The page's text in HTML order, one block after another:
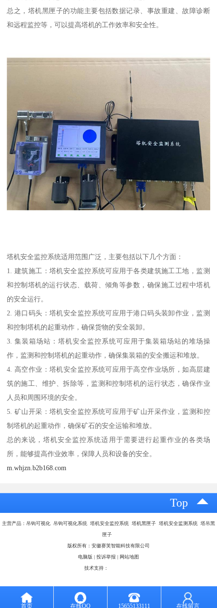
总之，塔机黑匣子的功能主要包括数据记录、事故重建、故障诊断
和远程监控等，可以提高塔机的工作效率和安全性。
塔机安全监控系统适用范围广泛，主要包括以下几个方面：
1. 建筑施工：塔机安全监控系统可应用于各类建筑施工工地，监测
和控制塔机的运行状态、载荷、倾角等参数，确保施工过程中塔机
的安全运行。
2. 港口码头：塔机安全监控系统可应用于港口码头装卸作业，监测
和控制塔机的起重动作，确保货物的安全装卸。
3. 集装箱场站：塔机安全监控系统可应用于集装箱场站的堆场操
作，监测和控制塔机的起重动作，确保集装箱的安全搬运和堆放。
4. 高空作业：塔机安全监控系统可应用于高空作业场所，如高层建
筑的施工、维护、拆除等，监测和控制塔机的运行状态，确保作业
人员和周围环境的安全。
5. 矿山开采：塔机安全监控系统可应用于矿山开采作业，监测和控
制塔机的起重动作，确保矿石的安全运输和堆放。
总的来说，塔机安全监控系统适用于需要进行起重作业的各类场
所，能够提高作业效率，保障人员和设备的安全。
m.whjzn.b2b168.com
Top
主营产品：吊钩可视化 吊钩可视化系统 塔机安全监控系统 塔机黑匣子 塔机安全监测系统 塔吊黑
匣子
版权所有：安徽赛芙智能科技有限公司
电脑版 投诉举报 网站地图
技术支持：
首页 在线QQ 15655133111 在线留言